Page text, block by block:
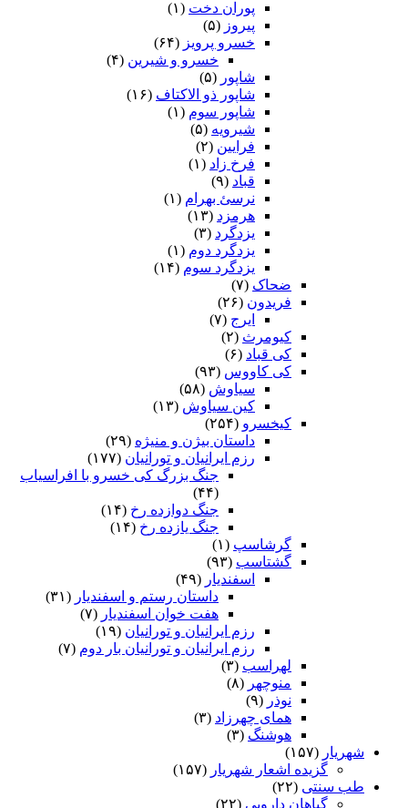
پوران دخت (۱)
پیروز (۵)
خسرو پرویز (۶۴)
خسرو و شیرین (۴)
شاپور (۵)
شاپور ذو الاکتاف (۱۶)
شاپور سوم‏ (۱)
شیرویه (۵)
فرایین (۲)
فرخ زاد (۱)
قباد (۹)
نرسئ بهرام‏ (۱)
هرمزد (۱۳)
یزدگرد (۳)
یزدگرد دوم (۱)
یزدگرد سوم (۱۴)
ضحاک (۷)
فریدون (۲۶)
ایرج (۷)
کیومرث (۲)
کی قباد (۶)
کی کاووس (۹۳)
سیاوش (۵۸)
کین سیاوش (۱۳)
کیخسرو (۲۵۴)
داستان بیژن و منیژه (۲۹)
رزم ایرانیان و تورانیان (۱۷۷)
جنگ بزرگ کی خسرو با افراسیاب
(۴۴)
جنگ دوازده رخ (۱۴)
جنگ یازده رخ (۱۴)
گرشاسپ (۱)
گشتاسب (۹۳)
اسفندیار (۴۹)
داستان رستم و اسفندیار (۳۱)
هفت خوان اسفندیار (۷)
رزم ایرانیان و تورانیان (۱۹)
رزم ایرانیان و تورانیان بار دوم (۷)
لهراسب (۳)
منوچهر (۸)
نوذر (۹)
هماى چهرزاد (۳)
هوشنگ (۳)
شهریار (۱۵۷)
گزیده اشعار شهریار (۱۵۷)
طب سنتی (۲۲)
گیاهان دارویی (۲۲)